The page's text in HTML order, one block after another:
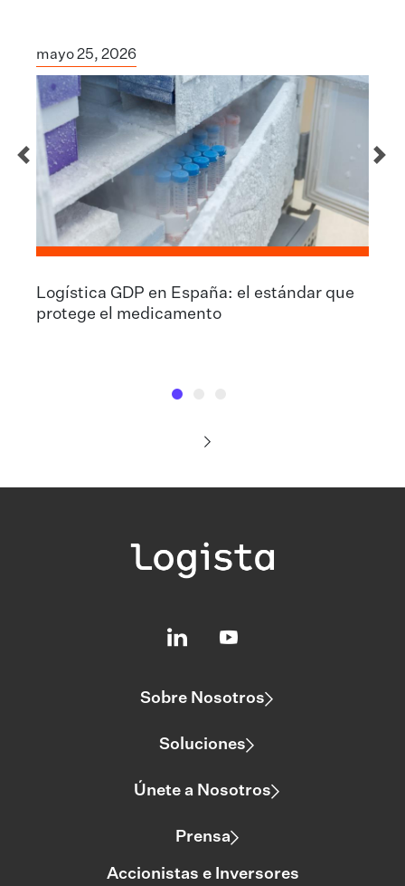
mayo 25, 2026
Logística GDP en España: el estándar que
protege el medicamento
Sobre Nosotros
Soluciones
Únete a Nosotros
Prensa
Accionistas e Inversores